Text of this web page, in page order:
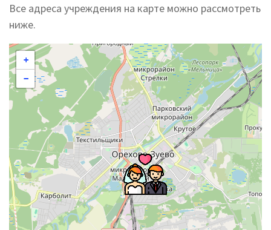
Все адреса учреждения на карте можно рассмотреть
ниже.
+
−